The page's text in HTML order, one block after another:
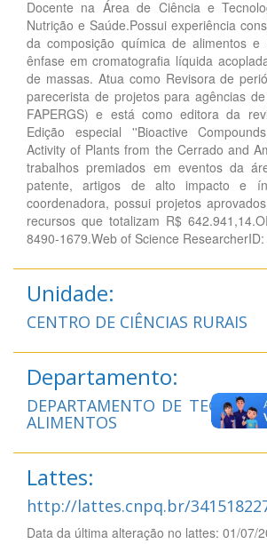
Docente na Área de Ciência e
Nutrição e Saúde.Possui experiência
da composição química de alimentos e
ênfase em cromatografia líquida
de massas. Atua como Revisora de
parecerista de projetos para agências
FAPERGS) e está como editora da
Edição especial ''Bioactive
Activity of Plants from the Cerrado and
trabalhos premiados em eventos da
patente, artigos de alto impacto e
coordenadora, possui projetos
recursos que totalizam R$
8490-1679.Web of Science
Unidade:
CENTRO DE CIÊNCIAS RURAIS
Departamento:
DEPARTAMENTO DE
ALIMENTOS
Lattes:
http://lattes.cnpq.br/
Data da última alteração no lattes: 01/07/